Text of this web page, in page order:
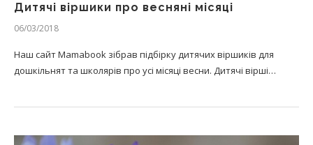
Дитячі віршики про весняні місяці
06/03/2018
Наш сайт Mamabook зібрав підбірку дитячих віршиків для
дошкільнят та школярів про усі місяці весни. Дитячі вірші…